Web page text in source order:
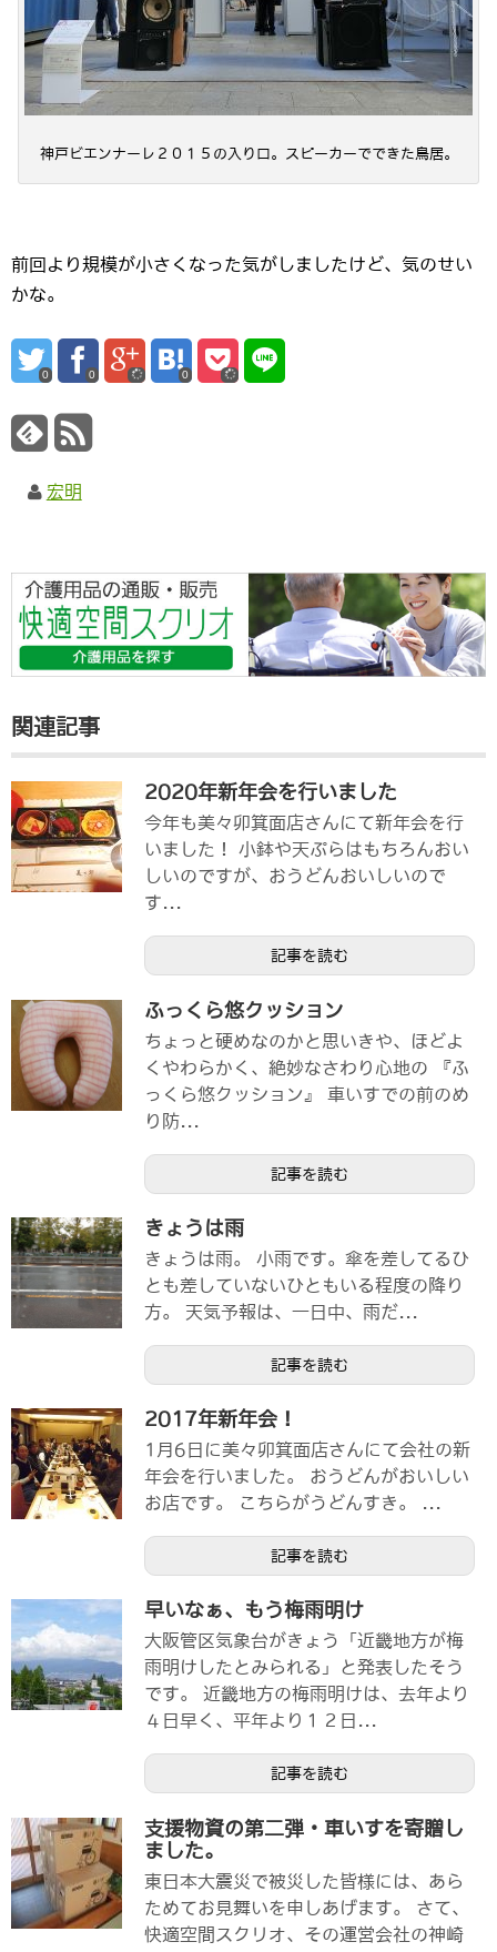
神戸ビエンナーレ２０１５の入り口。スピーカーでできた鳥居。
前回より規模が小さくなった気がしましたけど、気のせい
かな。
0 0 0
宏明
関連記事
2020年新年会を行いました
今年も美々卯箕面店さんにて新年会を行
いました！ 小鉢や天ぷらはもちろんおい
しいのですが、おうどんおいしいので
す...
記事を読む
ふっくら悠クッション
ちょっと硬めなのかと思いきや、ほどよ
くやわらかく、絶妙なさわり心地の 『ふ
っくら悠クッション』 車いすでの前のめ
り防...
記事を読む
きょうは雨
きょうは雨。 小雨です。傘を差してるひ
とも差していないひともいる程度の降り
方。 天気予報は、一日中、雨だ...
記事を読む
2017年新年会！
1月6日に美々卯箕面店さんにて会社の新
年会を行いました。 おうどんがおいしい
お店です。 こちらがうどんすき。 ...
記事を読む
早いなぁ、もう梅雨明け
大阪管区気象台がきょう「近畿地方が梅
雨明けしたとみられる」と発表したそう
です。 近畿地方の梅雨明けは、去年より
４日早く、平年より１２日...
記事を読む
支援物資の第二弾・車いすを寄贈し
ました。
東日本大震災で被災した皆様には、あら
ためてお見舞いを申しあげます。 さて、
快適空間スクリオ、その運営会社の神崎